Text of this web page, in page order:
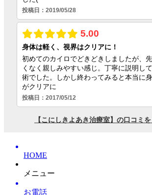
HOME
メニュー
お電話